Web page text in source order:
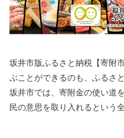
坂井市版ふるさと納税【寄附市民参画制度】
ぶことができるのも、ふるさ
坂井市では、寄附金の使い道を市民から募
民の意思を取り入れるという